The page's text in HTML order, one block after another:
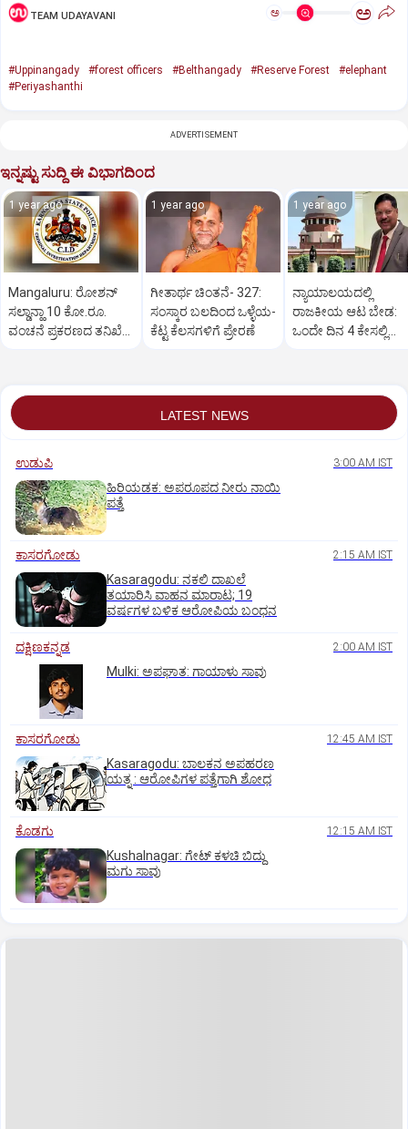
TEAM UDAYAVANI ಅ ಅ
#Uppinangady #forest officers #Belthangady #Reserve Forest
#elephant
#Periyashanthi
ADVERTISEMENT
ಇನ್ನಷ್ಟು ಸುದ್ದಿ ಈ ವಿಭಾಗದಿಂದ
1 year ago
Mangaluru: ರೋಶನ್‌
ಸಲ್ಡಾನ್ಹಾ 10 ಕೋ.ರೂ.
ವಂಚನೆ ಪ್ರಕರಣದ ತನಿಖೆ
1 year ago
ಗೀತಾರ್ಥ ಚಿಂತನೆ- 327:
ಸಂಸ್ಕಾರ ಬಲದಿಂದ ಒಳ್ಳೆಯ-
ಕೆಟ್ಟ ಕೆಲಸಗಳಿಗೆ ಪ್ರೇರಣೆ
1 year ago
ನ್ಯಾಯಾಲಯದಲ್ಲಿ
ರಾಜಕೀಯ ಆಟ ಬೇಡ:
ಒಂದೇ ದಿನ 4 ಕೇಸಲ್ಲಿ
LATEST NEWS
ಉಡುಪಿ 3:00 AM IST
ಹಿರಿಯಡಕ: ಅಪರೂಪದ ನೀರು ನಾಯಿ
ಪತ್ತೆ
ಕಾಸರಗೋಡು 2:15 AM IST
Kasaragodu: ನಕಲಿ ದಾಖಲೆ
ತಯಾರಿಸಿ ವಾಹನ ಮಾರಾಟ; 19
ವರ್ಷಗಳ ಬಳಿಕ ಆರೋಪಿಯ ಬಂಧನ
ದಕ್ಷಿಣಕನ್ನಡ 2:00 AM IST
Mulki: ಅಪಘಾತ: ಗಾಯಾಳು ಸಾವು
ಕಾಸರಗೋಡು 12:45 AM IST
Kasaragodu: ಬಾಲಕನ ಅಪಹರಣ
ಯತ್ನ : ಆರೋಪಿಗಳ ಪತ್ತೆಗಾಗಿ ಶೋಧ
ಕೊಡಗು 12:15 AM IST
Kushalnagar: ಗೇಟ್ ಕಳಚಿ ಬಿದ್ದು
ಮಗು ಸಾವು